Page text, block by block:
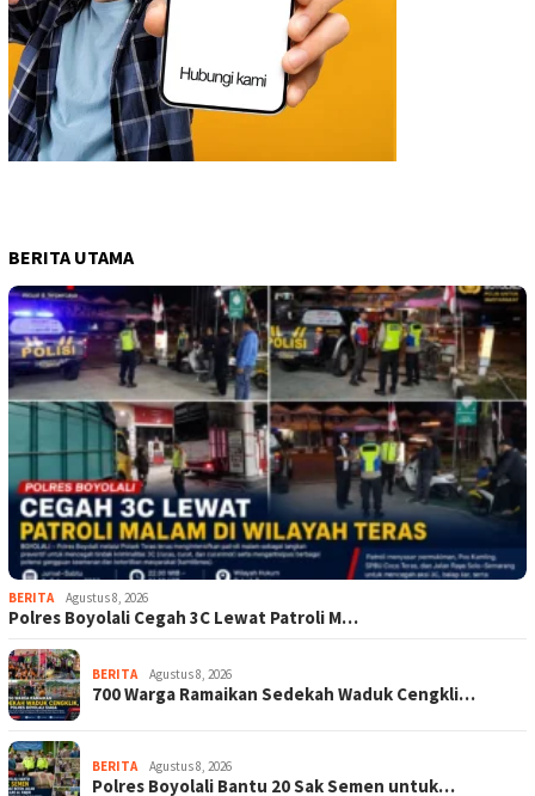
BERITA UTAMA
BERITA Agustus 8, 2026
Polres Boyolali Cegah 3C Lewat Patroli M…
BERITA Agustus 8, 2026
700 Warga Ramaikan Sedekah Waduk Cengkli…
BERITA Agustus 8, 2026
Polres Boyolali Bantu 20 Sak Semen untuk…